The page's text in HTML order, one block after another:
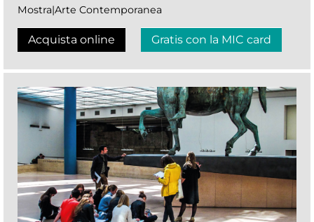
Mostra|Arte Contemporanea
Acquista online Gratis con la MIC card